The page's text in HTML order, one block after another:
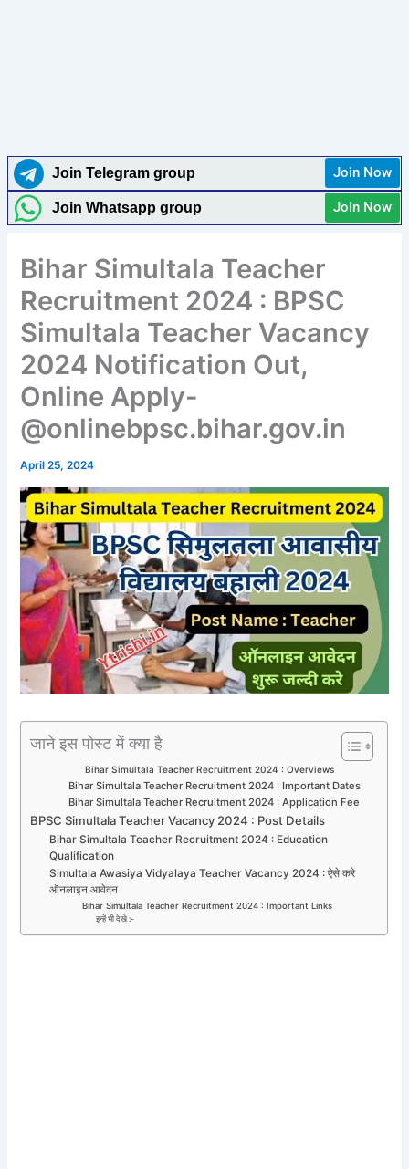
Join Telegram group Join Now
Join Whatsapp group Join Now
Bihar Simultala Teacher
Recruitment 2024 : BPSC
Simultala Teacher Vacancy
2024 Notification Out,
Online Apply-
@onlinebpsc.bihar.gov.in
April 25, 2024
जाने इस पोस्ट में क्या है
Bihar Simultala Teacher Recruitment 2024 : Overviews
Bihar Simultala Teacher Recruitment 2024 : Important Dates
Bihar Simultala Teacher Recruitment 2024 : Application Fee
BPSC Simultala Teacher Vacancy 2024 : Post Details
Bihar Simultala Teacher Recruitment 2024 : Education
Qualification
Simultala Awasiya Vidyalaya Teacher Vacancy 2024 : ऐसे करे
ऑनलाइन आवेदन
Bihar Simultala Teacher Recruitment 2024 : Important Links
इन्हें भी देखे :-